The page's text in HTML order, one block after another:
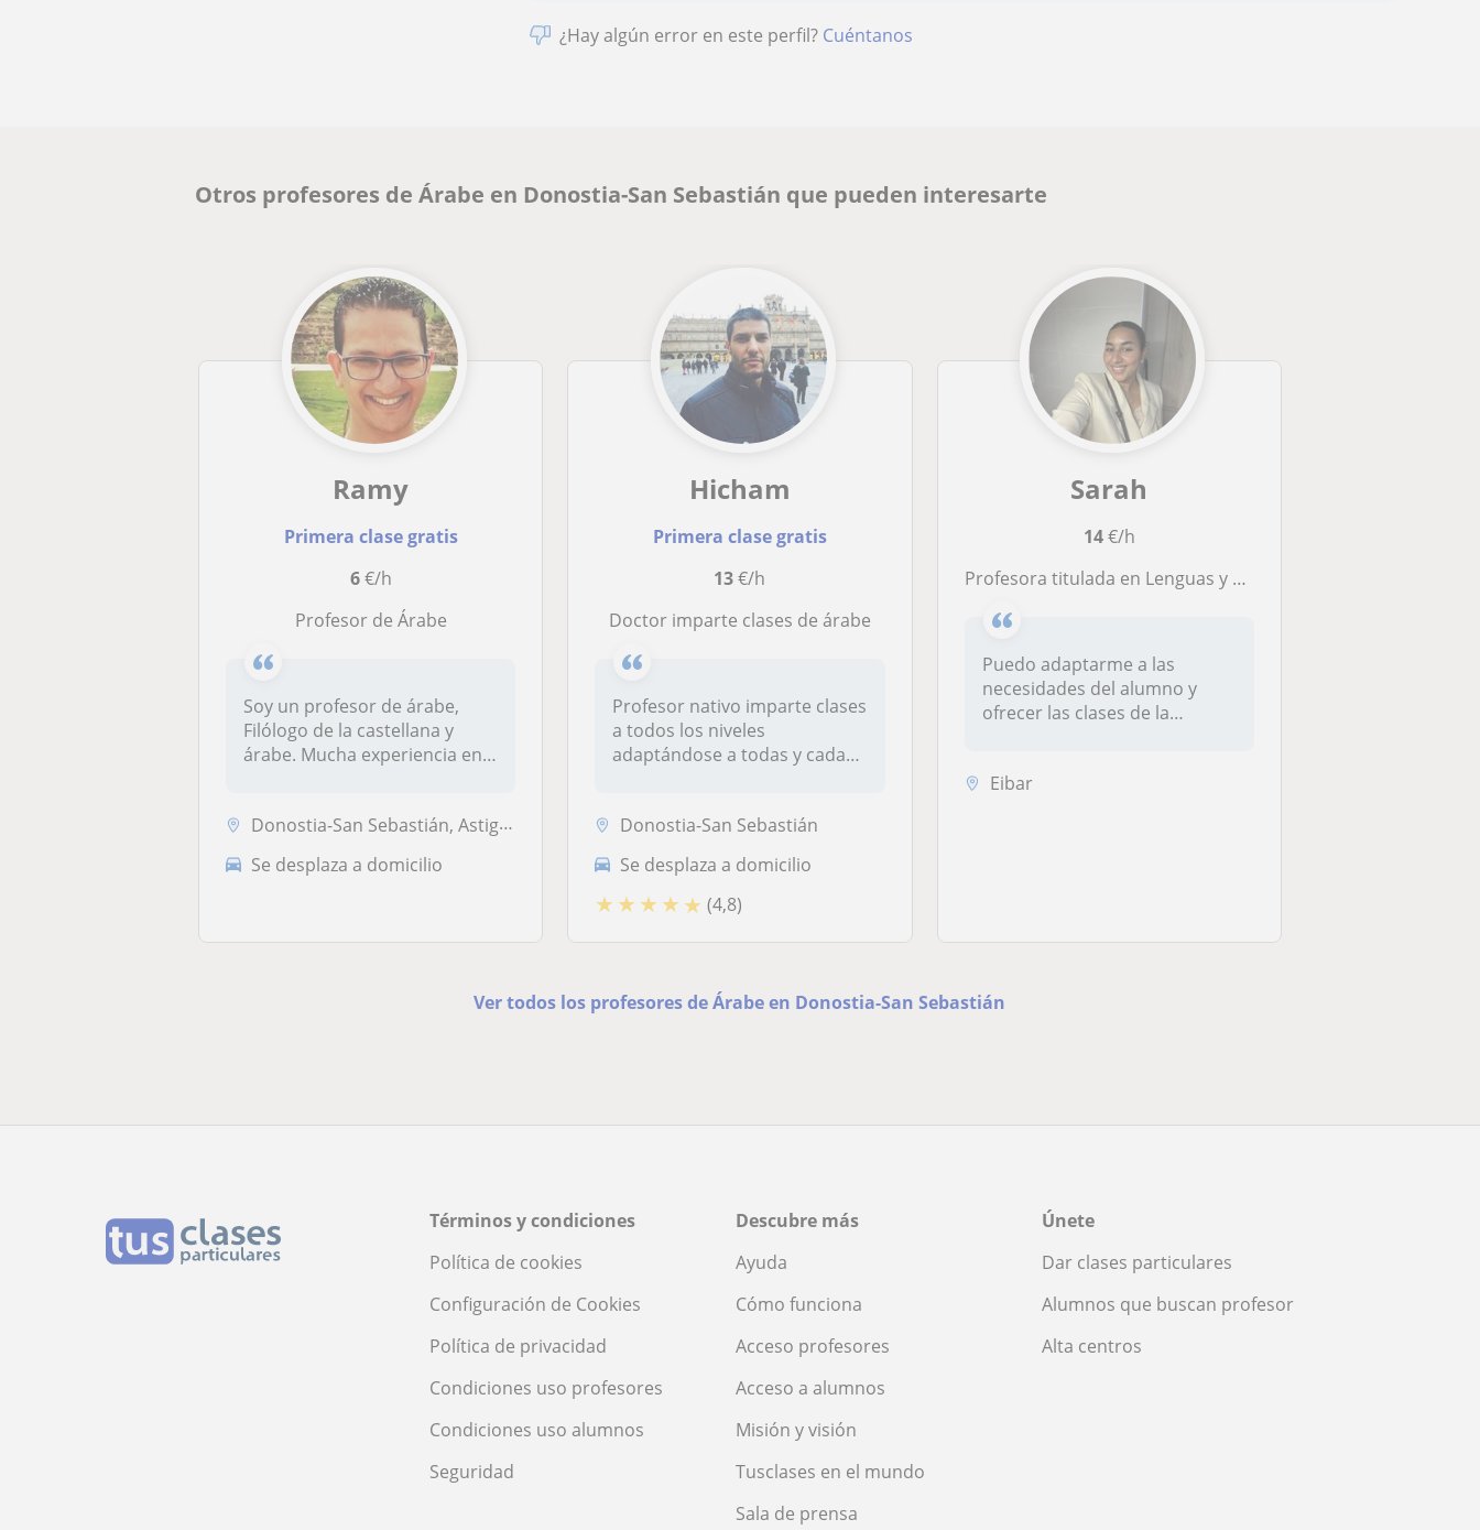
¿Hay algún error en este perfil? Cuéntanos
Otros profesores de Árabe en Donostia-San Sebastián que pueden interesarte
Ramy
Primera clase gratis
6€/h
Profesor de Árabe
Soy un profesor de árabe,
Filólogo de la castellana y
árabe. Mucha experiencia en
Donostia-San Sebastián, Astigarraga, Hernani, Pasaia
Se desplaza a domicilio
Hicham
Primera clase gratis
13€/h
Doctor imparte clases de árabe
Profesor nativo imparte clases
a todos los niveles
adaptándose a todas y cada
Donostia-San Sebastián
Se desplaza a domicilio
★ ★ ★ ★ ★ (4,8)
Sarah
14€/h
Profesora titulada en Lenguas y Mediación Internacional, ofrece clases de italiano, árabe, inglés y español en Bilbao.
Puedo adaptarme a las
necesidades del alumno y
ofrecer las clases de la
Eibar
Ver todos los profesores de Árabe en Donostia-San Sebastián
Términos y condiciones
Política de cookies
Configuración de Cookies
Política de privacidad
Condiciones uso profesores
Condiciones uso alumnos
Seguridad
Descubre más
Ayuda
Cómo funciona
Acceso profesores
Acceso a alumnos
Misión y visión
Tusclases en el mundo
Sala de prensa
Únete
Dar clases particulares
Alumnos que buscan profesor
Alta centros